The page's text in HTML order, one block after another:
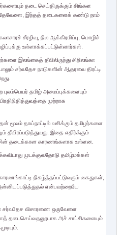
தடை செய்திருக்கும் சிங்கள
இந்தத் தடைகளைக் கண்டு நாம்
சீரழிவு, நில ஆக்கிரமிப்பு, மொழிச்
உள்ளாக்கப்பட்டுள்ளார்கள்.
இலங்கைத் தீவிலிருந்து சிறிலங்கா
சர்வதேச நாடுகளின் ஆதரவை திரட்டி
புலம்பெயர் தமிழ் அமைப்புக்களையும்
முற்றாக
மூலம் தாய்நாட்டில் வசிக்கும் தமிழர்களை
இதை எதிர்க்கும்
தடைக்கான காரணங்களாக உள்ளன.
முடக்குவதோடு தமிழ்மக்கள்
நிகழ்த்தப்பட்டுவரும் கைதுகள்,
என்பவற்றையே
சர்வதேச விசாரணை ஒருவேளை
தடைசெய்வதனூடாக அச் சாட்சிகளையும்